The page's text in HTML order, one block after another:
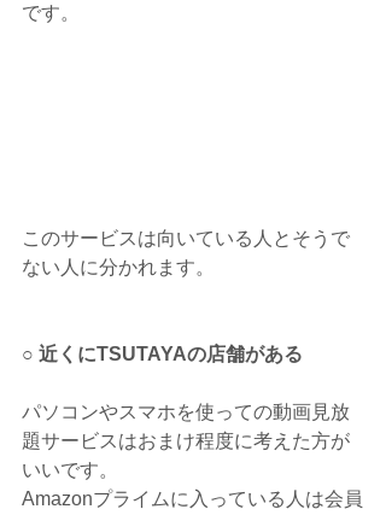
です。
このサービスは向いている人とそうで
ない人に分かれます。
○ 近くにTSUTAYAの店舗がある
パソコンやスマホを使っての動画見放
題サービスはおまけ程度に考えた方が
いいです。
Amazonプライムに入っている人は会員